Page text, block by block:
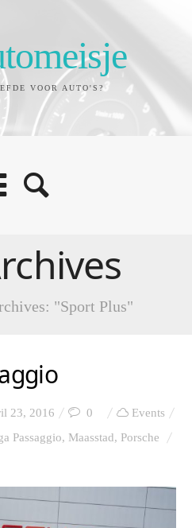
VOOR AUTO'S?
"Sport Plus"
23, 2016 0
Events
Passaggio, Maasstad, Porsche